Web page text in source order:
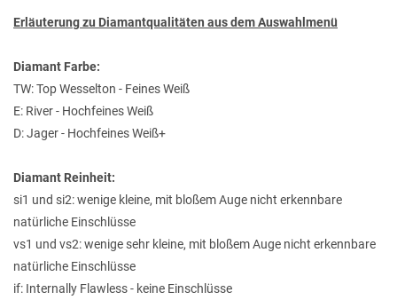
Erläuterung zu Diamantqualitäten aus dem Auswahlmenü
Diamant Farbe:
TW: Top Wesselton - Feines Weiß
E: River - Hochfeines Weiß
D: Jager - Hochfeines Weiß+
Diamant Reinheit:
si1 und si2: wenige kleine, mit bloßem Auge nicht erkennbare
natürliche Einschlüsse
vs1 und vs2: wenige sehr kleine, mit bloßem Auge nicht erkennbare
natürliche Einschlüsse
if: Internally Flawless - keine Einschlüsse